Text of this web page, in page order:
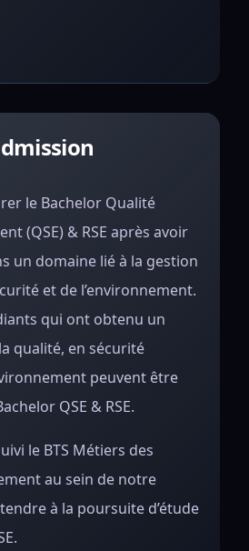
le Bachelor Qualité
(QSE) & RSE après avoir
un domaine lié à la gestion
et de l’environnement.
qui ont obtenu un
qualité, en sécurité
peuvent être
QSE & RSE.
le BTS Métiers des
au sein de notre
à la poursuite d’étude